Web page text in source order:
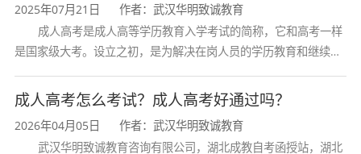
2025年07月21日
作者：武汉华明致诚教育
成人高考是成人高等学历教育入学考试的简称，它和高考一样
是国家级大考。设立之初，是为解决在岗人员的学历教育和继续教
在行业的骨干，一些人走上了领导
成人高考怎么考试？成人高考好通过吗？
2026年04月05日
作者：武汉华明致诚教育
武汉华明致诚教育咨询有限公司，湖北成教自考函授站，湖北